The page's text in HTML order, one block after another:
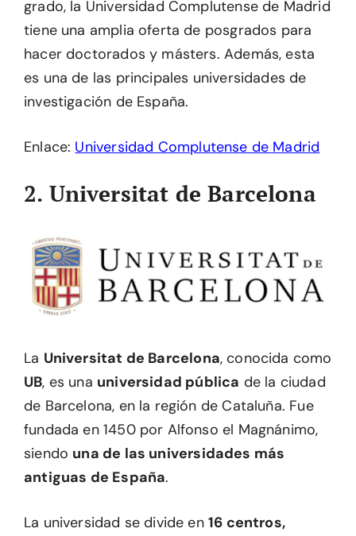
grado, la Universidad Complutense de Madrid
tiene una amplia oferta de posgrados para
hacer doctorados y másters. Además, esta
es una de las principales universidades de
investigación de España.
Enlace: Universidad Complutense de Madrid
2. Universitat de Barcelona
La Universitat de Barcelona, conocida como
UB, es una universidad pública de la ciudad
de Barcelona, en la región de Cataluña. Fue
fundada en 1450 por Alfonso el Magnánimo,
siendo una de las universidades más
antiguas de España.
La universidad se divide en16 centros,